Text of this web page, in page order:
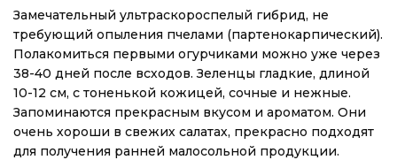
Замечательный ультраскороспелый гибрид, не
требующий опыления пчелами (партенокарпический).
Полакомиться первыми огурчиками можно уже через
38-40 дней после всходов. Зеленцы гладкие, длиной
10-12 см, с тоненькой кожицей, сочные и нежные.
Запоминаются прекрасным вкусом и ароматом. Они
очень хороши в свежих салатах, прекрасно подходят
для получения ранней малосольной продукции.